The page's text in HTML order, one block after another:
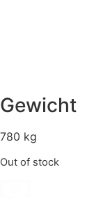
Gewicht
780 kg
Out of stock